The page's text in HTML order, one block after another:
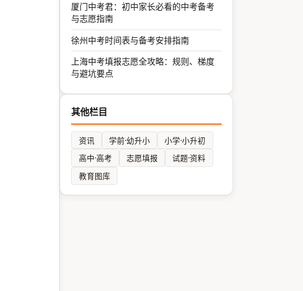
厦门中考君：初中家长必看的中考备考
与志愿指南
徐州中考时间表与备考安排指南
上海中考填报志愿全攻略：规则、梯度
与避坑要点
其他栏目
资讯 学前·幼升小
小学·小升初
高中·高考
志愿填报
试题·资料
教育图库